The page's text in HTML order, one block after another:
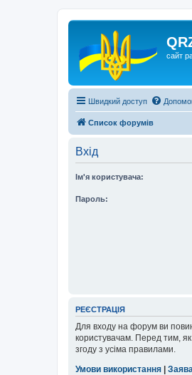
сайт
Швидкий доступ
Список форумів
Вхід
Ім'я користувача:
Пароль:
РЕЄСТРАЦІЯ
Для входу на форум ви
користувачам. Перед тим,
згоду з усіма правилами.
Умови використання |